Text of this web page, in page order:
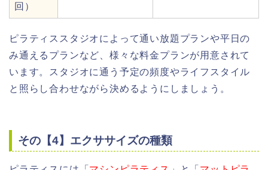
回）
ピラティススタジオによって通い放題プランや平日の
み通えるプランなど、様々な料金プランが用意されて
います。スタジオに通う予定の頻度やライフスタイル
と照らし合わせながら決めるようにしましょう。
その【4】エクササイズの種類